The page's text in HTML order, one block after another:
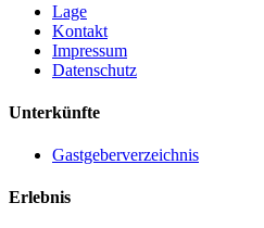
Lage
Kontakt
Impressum
Datenschutz
Unterkünfte
Gastgeberverzeichnis
Erlebnis